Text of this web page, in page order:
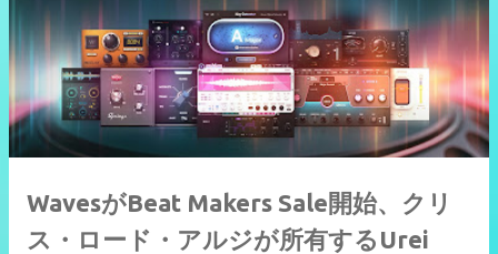
WavesがBeat Makers Sale開始、クリ
ス・ロード・アルジが所有するUrei